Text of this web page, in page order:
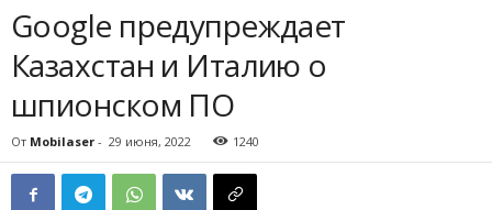
Google предупреждает
Казахстан и Италию о
шпионском ПО
От Mobilaser - 29 июня, 2022 1240